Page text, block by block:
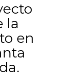
la
en